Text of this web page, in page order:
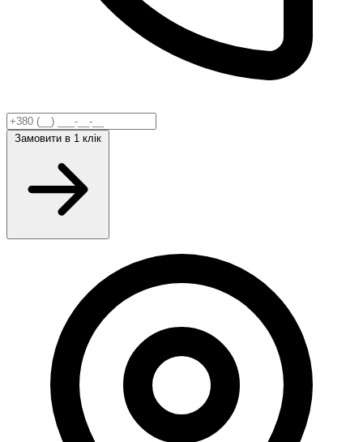
Замовити в 1 клік